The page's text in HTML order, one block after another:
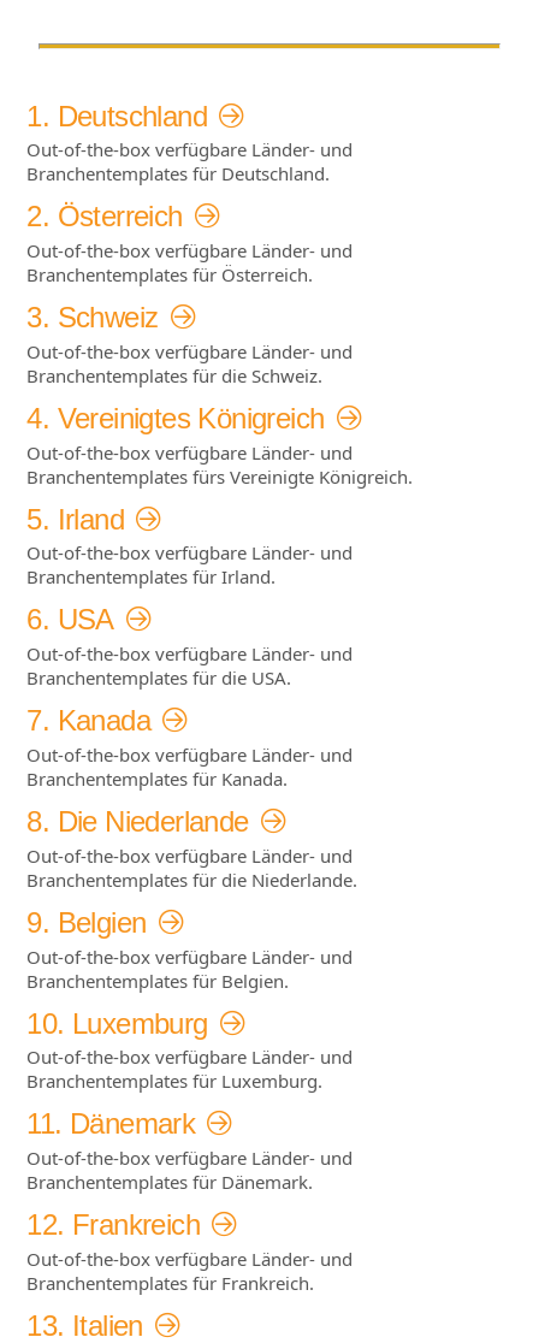
1. Deutschland
Out-of-the-box verfügbare Länder- und
Branchentemplates für Deutschland.
2. Österreich
Out-of-the-box verfügbare Länder- und
Branchentemplates für Österreich.
3. Schweiz
Out-of-the-box verfügbare Länder- und
Branchentemplates für die Schweiz.
4. Vereinigtes Königreich
Out-of-the-box verfügbare Länder- und
Branchentemplates fürs Vereinigte Königreich.
5. Irland
Out-of-the-box verfügbare Länder- und
Branchentemplates für Irland.
6. USA
Out-of-the-box verfügbare Länder- und
Branchentemplates für die USA.
7. Kanada
Out-of-the-box verfügbare Länder- und
Branchentemplates für Kanada.
8. Die Niederlande
Out-of-the-box verfügbare Länder- und
Branchentemplates für die Niederlande.
9. Belgien
Out-of-the-box verfügbare Länder- und
Branchentemplates für Belgien.
10. Luxemburg
Out-of-the-box verfügbare Länder- und
Branchentemplates für Luxemburg.
11. Dänemark
Out-of-the-box verfügbare Länder- und
Branchentemplates für Dänemark.
12. Frankreich
Out-of-the-box verfügbare Länder- und
Branchentemplates für Frankreich.
13. Italien